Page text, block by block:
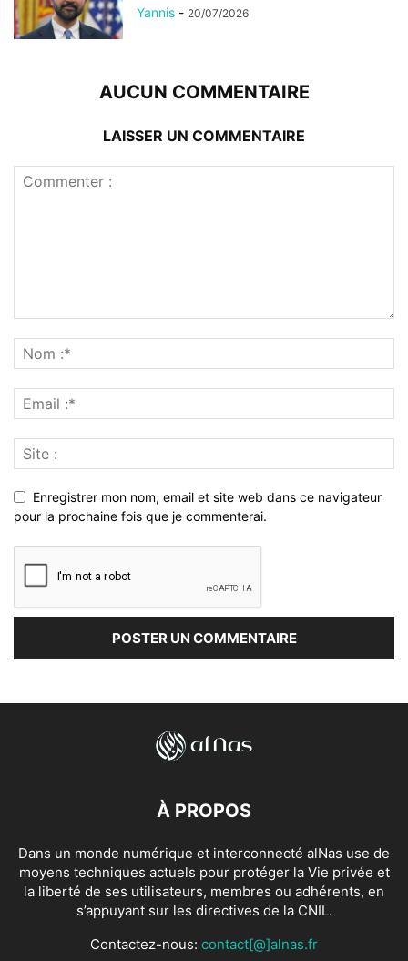
Yannis - 20/07/2026
AUCUN COMMENTAIRE
LAISSER UN COMMENTAIRE
Enregistrer mon nom, email et site web dans ce navigateur
pour la prochaine fois que je commenterai.
À PROPOS
Dans un monde numérique et interconnecté alNas use de
moyens techniques actuels pour protéger la Vie privée et
la liberté de ses utilisateurs, membres ou adhérents, en
s’appuyant sur les directives de la CNIL.
Contactez-nous: contact[@]alnas.fr